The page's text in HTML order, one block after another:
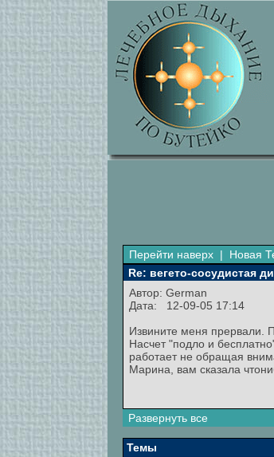
Перейти наверх | Новая
Re: вегето-сосудистая
Автор: German
Дата: 12-09-05 17:14
Извините меня прервали.
Насчет "подло и
работает не обращая
Марина, вам сказала
Развернуть все
Темы